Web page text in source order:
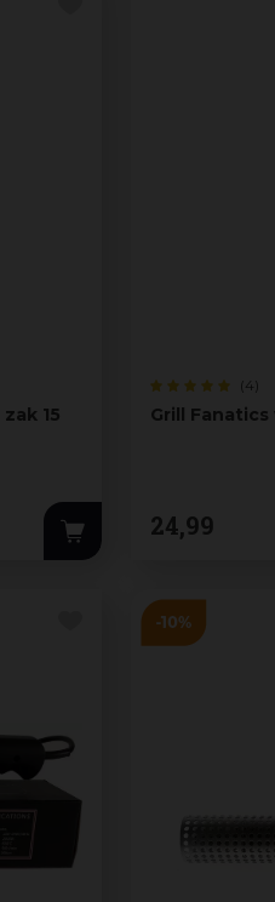
Grill
(4)
24,99